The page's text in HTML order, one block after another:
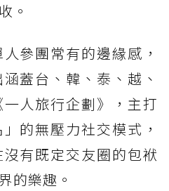
。
參團常有的邊緣感，
蓋台、韓、泰、越、
人旅行企劃》，主打
的無壓力社交模式，
有既定交友圈的包袱
的樂趣。